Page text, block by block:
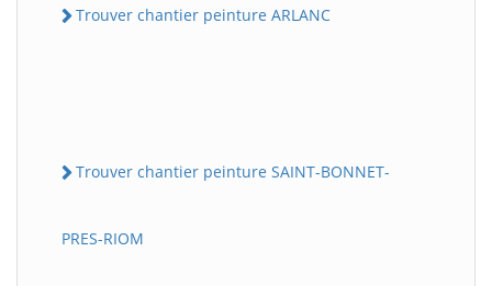
Trouver chantier peinture ARLANC
Trouver chantier peinture SAINT-BONNET-
PRES-RIOM